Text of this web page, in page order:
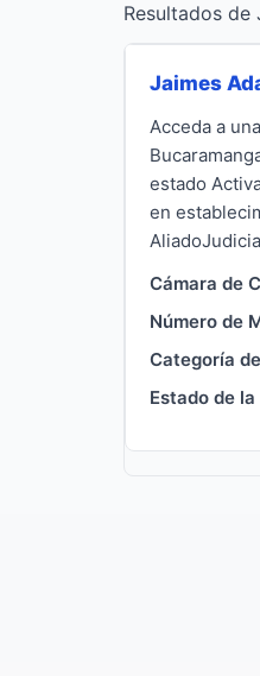
Resultados de
Jaimes
Acceda a
estado
en
Cámara de
Número de
Categoría
Estado de